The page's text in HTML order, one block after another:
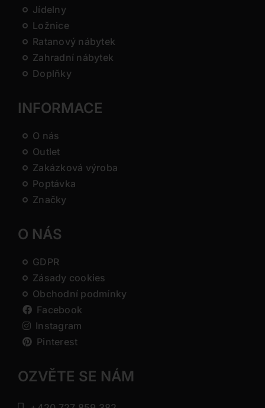
Jídelny
Ložnice
Ratanový nábytek
Zahradní nábytek
Doplňky
INFORMACE
O nás
Outlet
Zakázková výroba
Poptávka
Značky
O NÁS
GDPR
Zásady cookies
Obchodní podmínky
Facebook
Instagram
Pinterest
OZVĚTE SE NÁM